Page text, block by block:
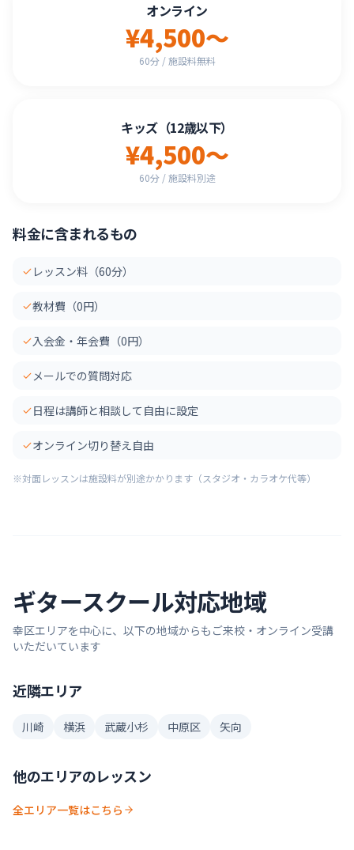
オンライン
¥4,500〜
60分 / 施設料無料
キッズ（12歳以下）
¥4,500〜
60分 / 施設料別途
料金に含まれるもの
レッスン料（60分）
教材費（0円）
入会金・年会費（0円）
メールでの質問対応
日程は講師と相談して自由に設定
オンライン切り替え自由
※対面レッスンは施設料が別途かかります（スタジオ・カラオケ代等）
ギタースクール対応地域
幸区エリアを中心に、以下の地域からもご来校・オンライン受講
いただいています
近隣エリア
川崎 横浜 武蔵小杉 中原区 矢向
他のエリアのレッスン
全エリア一覧はこちら